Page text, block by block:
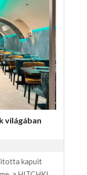
világában
kapuit